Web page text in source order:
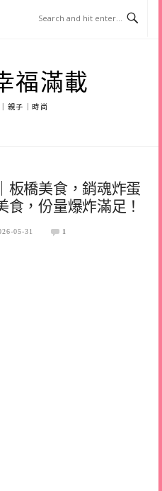
福滿載
親子｜時尚
板橋美食，銷魂炸蛋
食，份量爆炸滿足！
05-31 1